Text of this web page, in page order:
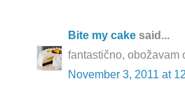
Bite my cake said...
fantastično, obožavam
November 3, 2011 at